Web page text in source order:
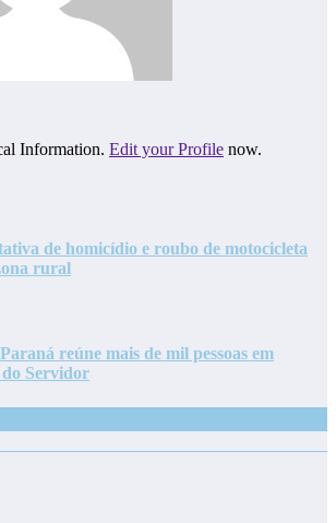
Information. Edit your Profile now.
de homicídio e roubo de motocicleta
rural
reúne mais de mil pessoas em
do Servidor